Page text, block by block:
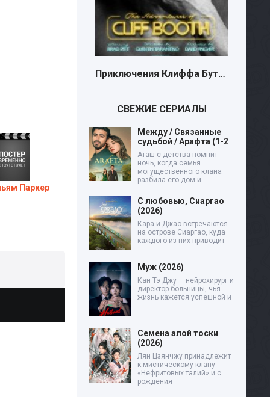
Паркер
Приключения Клиффа Бута (2026)
СВЕЖИЕ СЕРИАЛЫ
Между / Связанные
судьбой / Арафта (1-2
Аташ с детства помнит
ночь, когда семья
могущественного клана
разбила его дом и
С любовью, Сиаргао
(2026)
Кара и Джао встречаются
на острове Сиаргао, куда
каждого из них приводит
Муж (2026)
Кан Тэ Джу — нейрохирург и
директор больницы, чья
жизнь кажется успешной и
Семена алой тоски
(2026)
Лян Цзянчжу принадлежит
к мистическому клану
«Нефритовых талий» и с
рождения